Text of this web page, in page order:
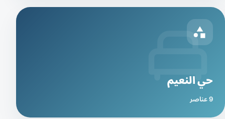
حي النعيم
9 عناصر